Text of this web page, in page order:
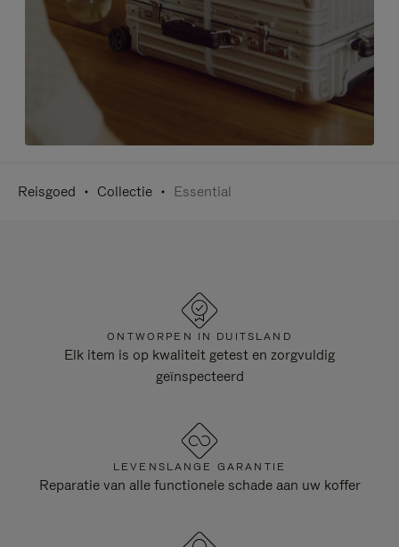
Reisgoed Collectie Essential
ONTWORPEN IN DUITSLAND
Elk item is op kwaliteit getest en zorgvuldig
geïnspecteerd
LEVENSLANGE GARANTIE
Reparatie van alle functionele schade aan uw koffer